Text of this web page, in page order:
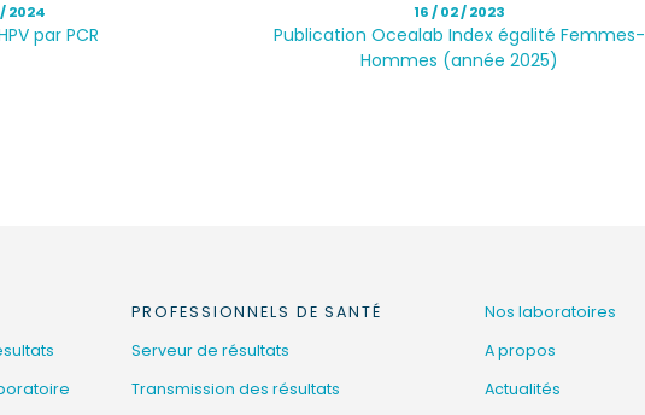
/ 2024
par PCR
16 / 02 / 2023
Publication Ocealab Index égalité Femmes-
Hommes (année 2025)
PROFESSIONNELS DE SANTÉ
Serveur de résultats
Transmission des résultats
Nos laboratoires
A propos
Actualités